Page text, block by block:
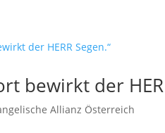
bewirkt der
Allianz Österreich